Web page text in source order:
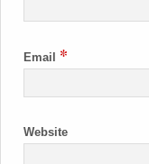
Email *
Website